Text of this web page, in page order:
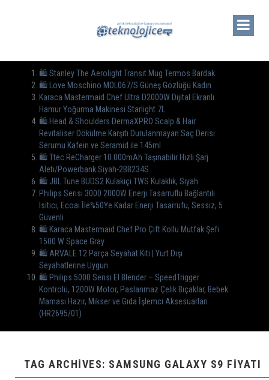
🛍 Stanley The Aerolight Transit Mug Termos Bardak
🛍 Love Moschino MOL067/S Güneş Gözlüğü Kadın
Karaca Mastermaid Chef Ultra D2000W Dijital Ekranlı
Hamur Yoğurma Makinesi Starlight 7L
🛍️ Head & Shoulders DermaXPRO Scalp & Hair
Revitaliser Dökülme Karşıtı Durulanmayan Saç Derisi
Serumu Kafein ve Seramid ile 145ml
🛍 Ttec ReCharger 10.000mAh Taşınabilir Hızlı Şarj
Aleti/Powerbank Siyah-2BB234S
🛍 JBL Tune BUDS2 Kulakiçi TWS Kulaklık, Siyah
Philips Serisi 3000 2000W Enerji Tasarruflu Bağlantılı
Isıtıcı, Ecoaı İle%50Ye Kadar Enerji Tasarrufu, Sessiz, 5
Güvenli
🛍 Karaca Mastermaid Chef Pro Çift Kollu Mutfak Şefi
1500 W Space Gray
🛍️ ARVALE 12 Parça Seyahat Kiti | Yurt Dışı
Seyahatlerine Uygun
🛍 Philips 5000 Serisi El Blender – SpeedTrigger
Kontrolü, 1200W Motor, Paslanmaz Çelik Bıçaklar, Bebek
Maması Hazır, Mikser ve Gıda İşlemci Aksesuarları
(HR2695/01)
TAG ARCHIVES: SAMSUNG GALAXY S9 FIYATI